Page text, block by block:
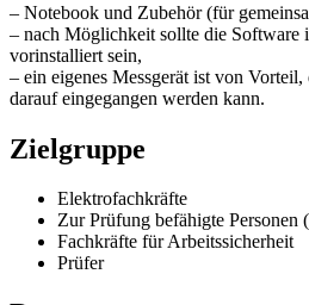
– Notebook und Zubehör (für
– nach Möglichkeit sollte die Software
vorinstalliert sein,
– ein eigenes Messgerät ist von
darauf eingegangen werden kann.
Zielgruppe
Elektrofachkräfte
Zur Prüfung befähigte Personen
Fachkräfte für Arbeitssicherheit
Prüfer